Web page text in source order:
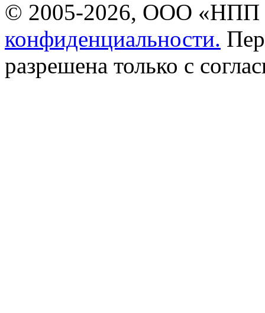
© 2005-2026, ООО «НПП
конфиденциальности.
разрешена только с